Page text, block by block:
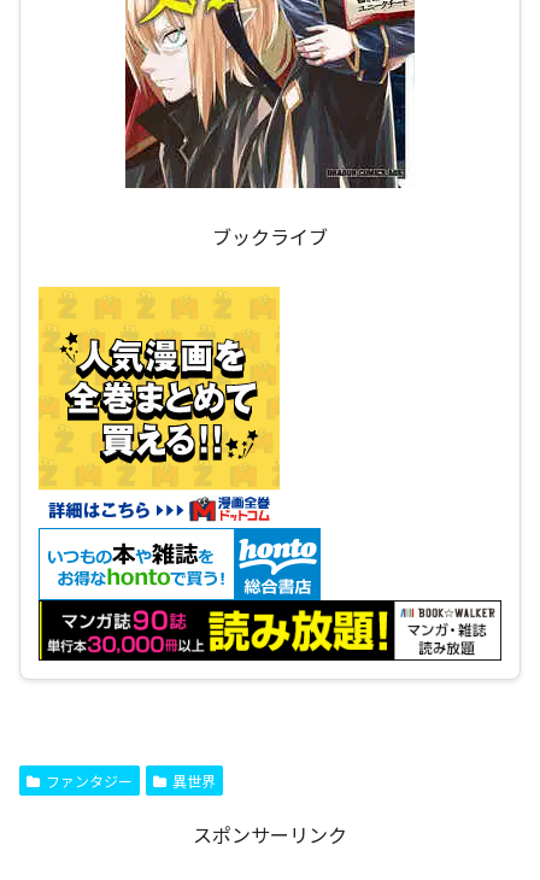
ブックライブ
ファンタジー 異世界
スポンサーリンク